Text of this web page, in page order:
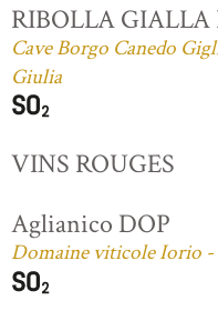
RIBOLLA GIALLA
Cave Borgo Canedo
Giulia
VINS ROUGES
Aglianico DOP
Domaine viticole Iorio -